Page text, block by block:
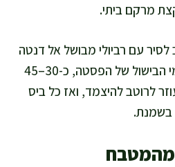
מרקם ביתי.
עם רביולי מבושל אל דנטה
ומוסיפה 2–3 כפות ממי הבישול של הפסטה, כ-30–45
לרוטב להיצמד, ואז כל ביס
בשמנת.
מהמטבח